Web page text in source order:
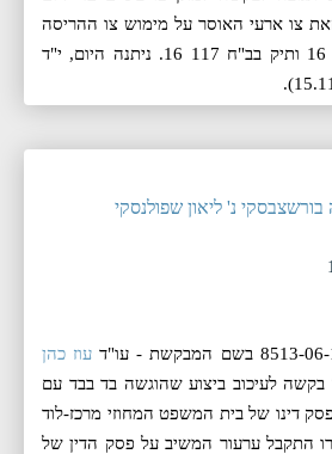
2. ניתן בזאת צו ארעי האוסר על מימוש צו ההריסה
שניתן בתיק בב"ח 116 16 ותיק בב"ח 117 16. ניתנה היום, ‏י"ד
עוז כהן
לפניי בקשה לעיכוב ביצוע שהוגשה בד בבד עם
דינו של בית המשפט המחוזי מרכז-לוד
06-12 בגדרו התקבל ערעור המשיב על פסק הדין של